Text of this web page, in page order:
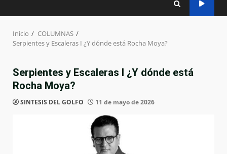
Inicio
COLUMNAS
Serpientes y Escaleras I ¿Y dónde está Rocha Moya?
Serpientes y Escaleras I ¿Y dónde está
Rocha Moya?
SINTESIS DEL GOLFO 11 de mayo de 2026